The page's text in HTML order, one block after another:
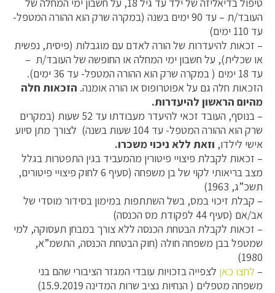
העובד/ת – עד 90 ימים בשנה (במקרה שרק הוא ההורה המטפל-
עד 110 ימים)
– זכאות להיעדרות של הורה לאדם עם מוגבלות (פיסית, נפשית
או שכלית), על חשבון ימי המחלה או החופשה של העובד/ת –
עד 18 ימים ( במקרה שרק הוא ההורה המטפל- עד 36 ימים).
הזכאות חלה גם על אפוטרופוס או הורה אומנה. הזכאות חלה
מהיום הראשון להיעדרות.
– בנוסף, העובד זכאי להיעדר מעבודתו עד 52 שעות (במקרים
שרק הוא ההורה המטפל- עד 104 שעות בשנה) לצורך מתן סיוע
אישי לילדו, וזאת ללא ניכוי משכרו.
– זכאות לקבלת פיצויי פיטורין מהמעביד בגין התפטרות בגלל
מצב בריאותי לקוי של בן משפחה (סעיף 6 לחוק פיצויי פיטורים,
תשכ”ג, 1963)
– קבלת זיכוי במס, בשל השתתפות במימון בסידור מוסדי של
אב/אם (סעיף 44 לפקודת מס הכנסה)
– זכאות לקבלת הבטחת הכנסה ללא צורך במבחן תעסוקה, למי
שמטפל בבן משפחה חולה (חוק הבטחת הכנסה, התשמ”א,
1980)
– לחצו כאן לצפייה בזכויות עובדי המגזר הציבורי שהם בני
משפחה מטפלים ( הנחיות נציב שרות המדינה 15.9.2019)